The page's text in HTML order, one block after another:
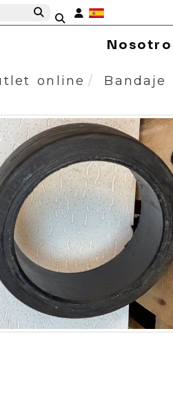
Identifícate
online Bandaje